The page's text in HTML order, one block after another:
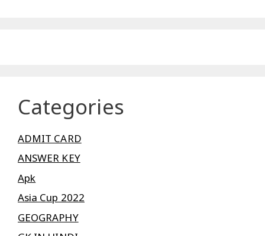
Categories
ADMIT CARD
ANSWER KEY
Apk
Asia Cup 2022
GEOGRAPHY